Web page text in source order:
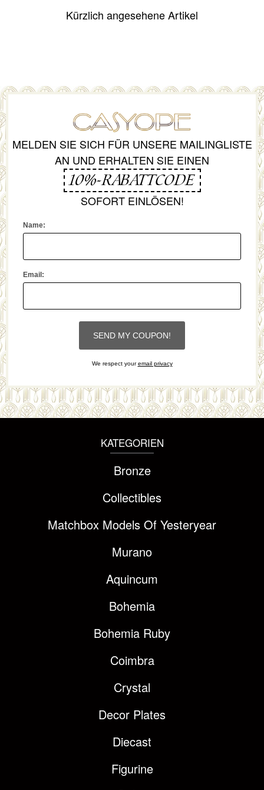
Kürzlich angesehene Artikel
MELDEN SIE SICH FÜR UNSERE MAILINGLISTE
AN UND ERHALTEN SIE EINEN
10%-RABATTCODE
SOFORT EINLÖSEN!
Name:
Email:
We respect youremail privacy
KATEGORIEN
Bronze
Collectibles
Matchbox Models Of Yesteryear
Murano
Aquincum
Bohemia
Bohemia Ruby
Coimbra
Crystal
Decor Plates
Diecast
Figurine